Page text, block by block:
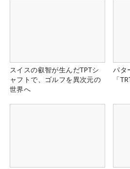
スイスの叡智が生んだTPTシ
ャフトで、ゴルフを異次元の
世界へ
パタ
「